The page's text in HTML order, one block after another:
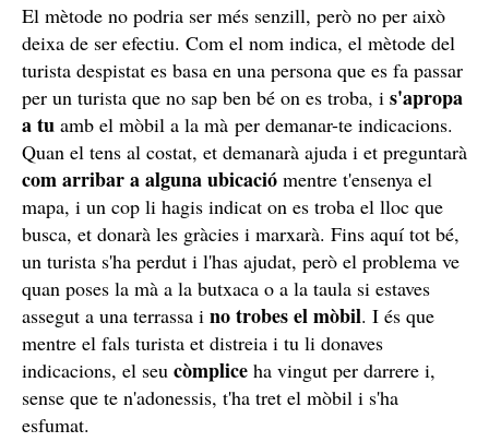
El mètode no podria ser més senzill, però no per això
deixa de ser efectiu. Com el nom indica, el mètode del
turista despistat es basa en una persona que es fa passar
per un turista que no sap ben bé on es troba, i s'apropa
a tu amb el mòbil a la mà per demanar-te indicacions.
Quan el tens al costat, et demanarà ajuda i et preguntarà
com arribar a alguna ubicació mentre t'ensenya el
mapa, i un cop li hagis indicat on es troba el lloc que
busca, et donarà les gràcies i marxarà. Fins aquí tot bé,
un turista s'ha perdut i l'has ajudat, però el problema ve
quan poses la mà a la butxaca o a la taula si estaves
assegut a una terrassa i no trobes el mòbil. I és que
mentre el fals turista et distreia i tu li donaves
indicacions, el seu còmplice ha vingut per darrere i,
sense que te n'adonessis, t'ha tret el mòbil i s'ha
esfumat.